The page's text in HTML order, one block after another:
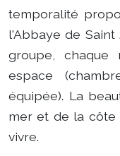
temporalité
l'Abbaye de
groupe, chaque
espace
équipée). La
mer et de la côte
vivre.